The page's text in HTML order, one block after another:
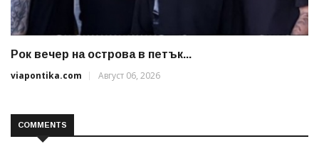
Рок вечер на острова в петък...
viapontika.com
Август 06, 2026
COMMENTS